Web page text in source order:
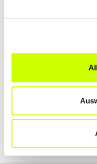
BAUER KLAUS
Heuriedweg 30 A |
www.fachhandel.li